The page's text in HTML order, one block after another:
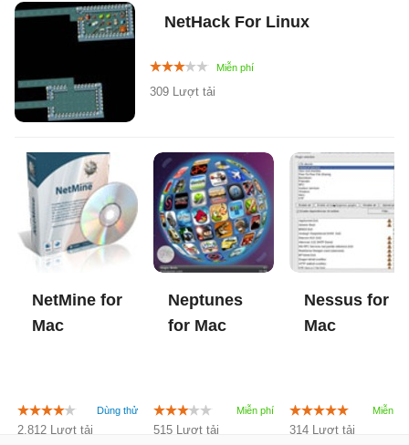
NetHack For Linux
309 Lượt tải
NetMine for
Mac
2.812 Lượt tải
Neptunes
for Mac
515 Lượt tải
Nessus for
Mac
314 Lượt tải